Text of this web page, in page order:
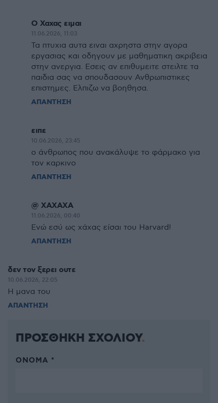
Ο Χαχας ειμαι
11.06.2026, 11:03
Τα πτυχια αυτα ειναι αχρηστα στην αγορα
εργασιας και οδηγουν με μαθηματικη ακριβεια
στην ανεργια. Εσεις αν επιθυμειτε στειλτε τα
παιδια σας να σπουδασουν Ανθρωπιστικες
επιστημες. Ελπιζω να βοηθησα.
ΑΠΑΝΤΗΣΗ
ειπε
10.06.2026, 23:45
ο άνθρωπος που ανακάλυψε το φάρμακο για
τον καρκινο
ΑΠΑΝΤΗΣΗ
@ ΧΑΧΑΧΑ
11.06.2026, 00:40
Ενώ εσύ ως χάχας είσαι του Harvard!
ΑΠΑΝΤΗΣΗ
δεν τον ξερει ουτε
10.06.2026, 22:05
Η μανα του
ΑΠΑΝΤΗΣΗ
ΠΡΟΣΘΗΚΗ ΣΧΟΛΙΟΥ
ΌΝΟΜΑ *